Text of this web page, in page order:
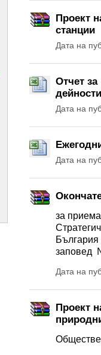
Проект
станции
Дата на
Отчет за
Дата на
Дата на
за
България
заповед
Дата на
Проект